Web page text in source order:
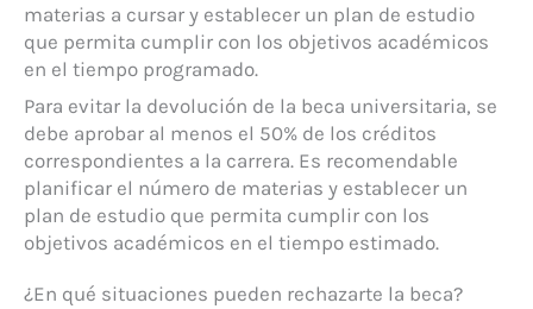
materias a cursar y establecer un plan de estudio
que permita cumplir con los objetivos académicos
en el tiempo programado.
Para evitar la devolución de la beca universitaria, se
debe aprobar al menos el 50% de los créditos
correspondientes a la carrera. Es recomendable
planificar el número de materias y establecer un
plan de estudio que permita cumplir con los
objetivos académicos en el tiempo estimado.
¿En qué situaciones pueden rechazarte la beca?